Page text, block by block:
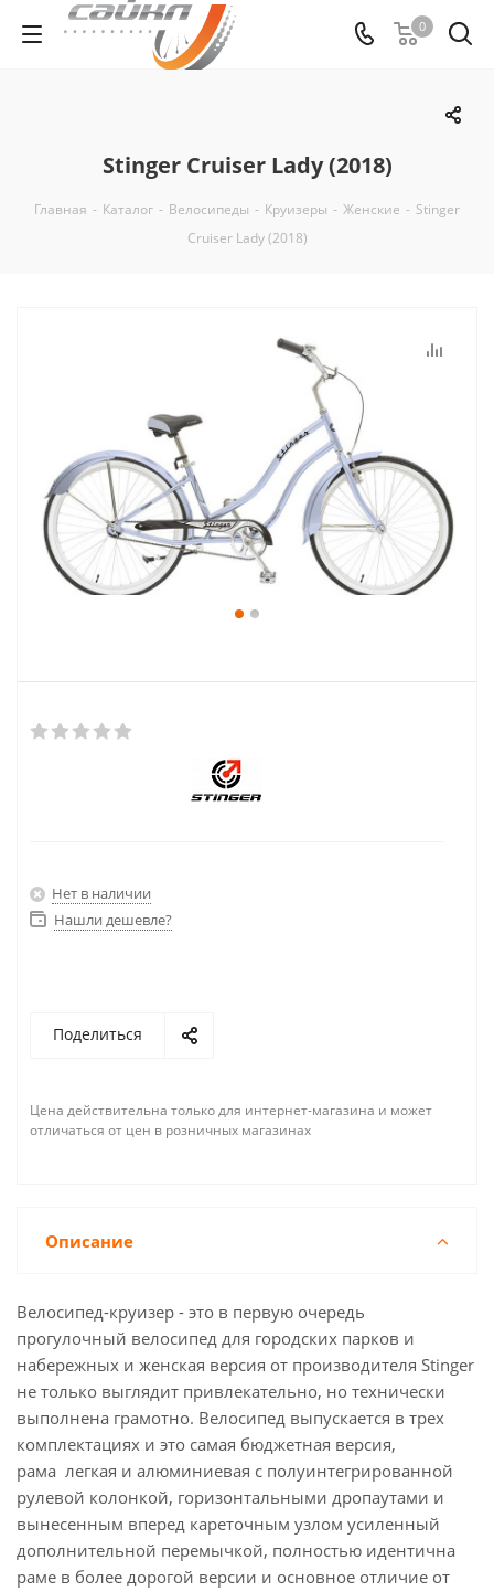
0
Stinger Cruiser Lady (2018)
Главная - Каталог - Велосипеды - Круизеры - Женские - Stinger
Cruiser Lady (2018)
Нет в наличии
Нашли дешевле?
Поделиться
Цена действительна только для интернет-магазина и может
отличаться от цен в розничных магазинах
Описание
Велосипед-круизер - это в первую очередь
прогулочный велосипед для городских парков и
набережных и женская версия от производителя Stinger
не только выглядит привлекательно, но технически
выполнена грамотно. Велосипед выпускается в трех
комплектациях и это самая бюджетная версия,
рама легкая и алюминиевая с полуинтегрированной
рулевой колонкой, горизонтальными дропаутами и
вынесенным вперед кареточным узлом усиленный
дополнительной перемычкой, полностью идентична
раме в более дорогой версии и основное отличие от